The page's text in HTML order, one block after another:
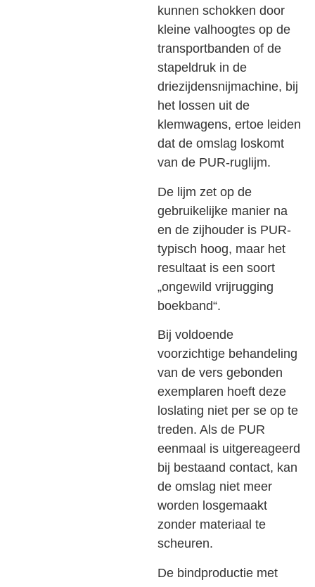
kunnen schokken door
kleine valhoogtes op de
transportbanden of de
stapeldruk in de
driezijdensnijmachine, bij
het lossen uit de
klemwagens, ertoe leiden
dat de omslag loskomt
van de PUR-ruglijm.
De lijm zet op de
gebruikelijke manier na
en de zijhouder is PUR-
typisch hoog, maar het
resultaat is een soort
„ongewild vrijrugging
boekband“.
Bij voldoende
voorzichtige behandeling
van de vers gebonden
exemplaren hoeft deze
loslating niet per se op te
treden. Als de PUR
eenmaal is uitgereageerd
bij bestaand contact, kan
de omslag niet meer
worden losgemaakt
zonder materiaal te
scheuren.
De bindproductie met